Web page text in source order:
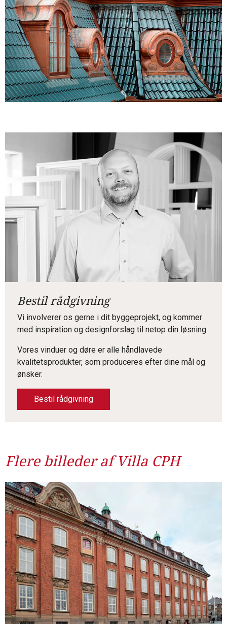
Bestil rådgivning
Vi involverer os gerne i dit byggeprojekt, og kommer
med inspiration og designforslag til netop din løsning.
Vores vinduer og døre er alle håndlavede
kvalitetsprodukter, som produceres efter dine mål og
ønsker.
Bestil rådgivning
Flere billeder af Villa CPH